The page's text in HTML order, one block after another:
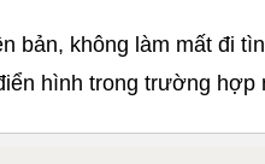
bản, không làm mất đi
hình trong trường hợp